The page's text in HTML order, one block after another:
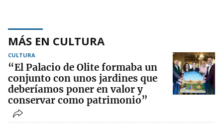
MÁS EN CULTURA
CULTURA
“El Palacio de Olite formaba un
conjunto con unos jardines que
deberíamos poner en valor y
conservar como patrimonio”